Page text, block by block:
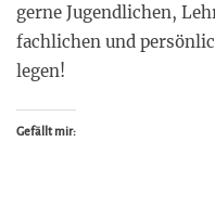
gerne Jugendlichen,
fachlichen und
legen!
Gefällt mir: